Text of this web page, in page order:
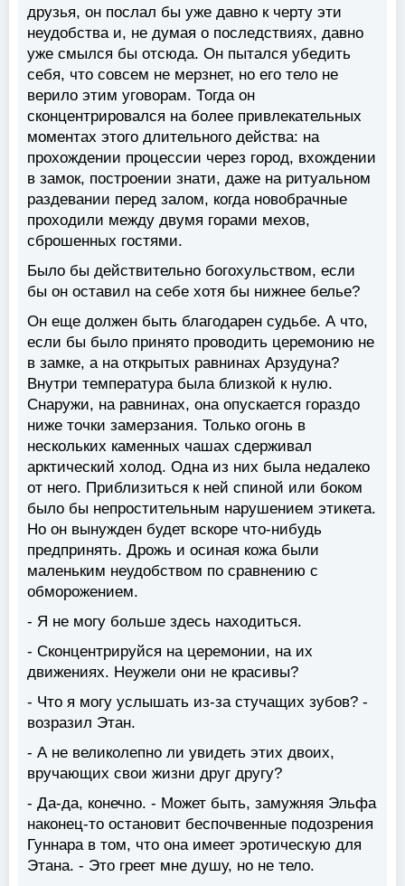
друзья, он послал бы уже давно к черту эти
неудобства и, не думая о последствиях, давно
уже смылся бы отсюда. Он пытался убедить
себя, что совсем не мерзнет, но его тело не
верило этим уговорам. Тогда он
сконцентрировался на более привлекательных
моментах этого длительного действа: на
прохождении процессии через город, вхождении
в замок, построении знати, даже на ритуальном
раздевании перед залом, когда новобрачные
проходили между двумя горами мехов,
сброшенных гостями.
Было бы действительно богохульством, если
бы он оставил на себе хотя бы нижнее белье?
Он еще должен быть благодарен судьбе. А что,
если бы было принято проводить церемонию не
в замке, а на открытых равнинах Арзудуна?
Внутри температура была близкой к нулю.
Снаружи, на равнинах, она опускается гораздо
ниже точки замерзания. Только огонь в
нескольких каменных чашах сдерживал
арктический холод. Одна из них была недалеко
от него. Приблизиться к ней спиной или боком
было бы непростительным нарушением этикета.
Но он вынужден будет вскоре что-нибудь
предпринять. Дрожь и осиная кожа были
маленьким неудобством по сравнению с
обморожением.
- Я не могу больше здесь находиться.
- Сконцентрируйся на церемонии, на их
движениях. Неужели они не красивы?
- Что я могу услышать из-за стучащих зубов? -
возразил Этан.
- А не великолепно ли увидеть этих двоих,
вручающих свои жизни друг другу?
- Да-да, конечно. - Может быть, замужняя Эльфа
наконец-то остановит беспочвенные подозрения
Гуннара в том, что она имеет эротическую для
Этана. - Это греет мне душу, но не тело.